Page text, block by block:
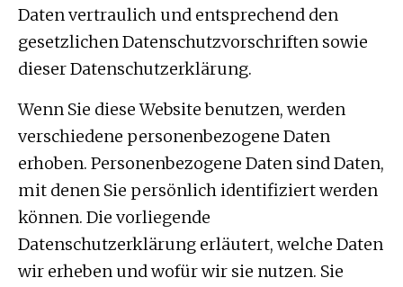
Daten vertraulich und entsprechend den
gesetzlichen Datenschutzvorschriften sowie
dieser Datenschutzerklärung.
Wenn Sie diese Website benutzen, werden
verschiedene personenbezogene Daten
erhoben. Personenbezogene Daten sind Daten,
mit denen Sie persönlich identifiziert werden
können. Die vorliegende
Datenschutzerklärung erläutert, welche Daten
wir erheben und wofür wir sie nutzen. Sie